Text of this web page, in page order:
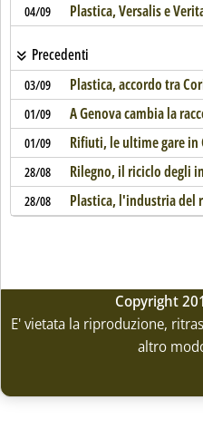
04/09 Plastica, Versalis e
Precedenti
03/09 Plastica, accordo tra
01/09 A Genova cambia la
01/09 Rifiuti, le ultime gare in
28/08 Rilegno, il riciclo degli
28/08 Plastica, l'industria del
Copyright
E' vietata la riproduzione,
altro